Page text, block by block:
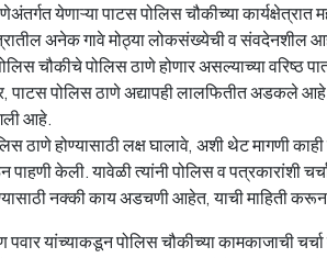
येणाऱ्या पाटस पोलिस चौकीच्या कार्यक्षेत्रात
अनेक गावे मोठ्या लोकसंख्येची व संवदेनशील
चौकीचे पोलिस ठाणे होणार असल्याच्या
पाटस पोलिस ठाणे अद्यापही लालफितीत अडकले
आहे.
ठाणे होण्यासाठी लक्ष घालावे, अशी थेट मागणी
केली. यावेळी त्यांनी पोलिस व पत्रकारांशी
नक्की काय अडचणी आहेत, याची माहिती
पवार यांच्याकडून पोलिस चौकीच्या कामकाजाची